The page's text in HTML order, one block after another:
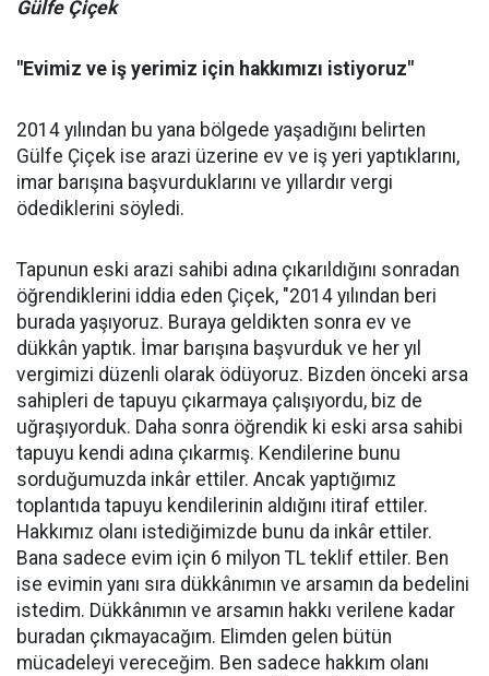
Gülfe Çiçek
"Evimiz ve iş yerimiz için hakkımızı istiyoruz"
2014 yılından bu yana bölgede yaşadığını belirten
Gülfe Çiçek ise arazi üzerine ev ve iş yeri yaptıklarını,
imar barışına başvurduklarını ve yıllardır vergi
ödediklerini söyledi.
Tapunun eski arazi sahibi adına çıkarıldığını sonradan
öğrendiklerini iddia eden Çiçek, "2014 yılından beri
burada yaşıyoruz. Buraya geldikten sonra ev ve
dükkân yaptık. İmar barışına başvurduk ve her yıl
vergimizi düzenli olarak ödüyoruz. Bizden önceki arsa
sahipleri de tapuyu çıkarmaya çalışıyordu, biz de
uğraşıyorduk. Daha sonra öğrendik ki eski arsa sahibi
tapuyu kendi adına çıkarmış. Kendilerine bunu
sorduğumuzda inkâr ettiler. Ancak yaptığımız
toplantıda tapuyu kendilerinin aldığını itiraf ettiler.
Hakkımız olanı istediğimizde bunu da inkâr ettiler.
Bana sadece evim için 6 milyon TL teklif ettiler. Ben
ise evimin yanı sıra dükkânımın ve arsamın da bedelini
istedim. Dükkânımın ve arsamın hakkı verilene kadar
buradan çıkmayacağım. Elimden gelen bütün
mücadeleyi vereceğim. Ben sadece hakkım olanı